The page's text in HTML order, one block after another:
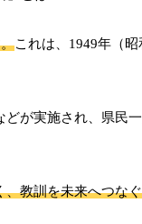
これは、1949年（昭
が実施され、県民
教訓を未来へつな